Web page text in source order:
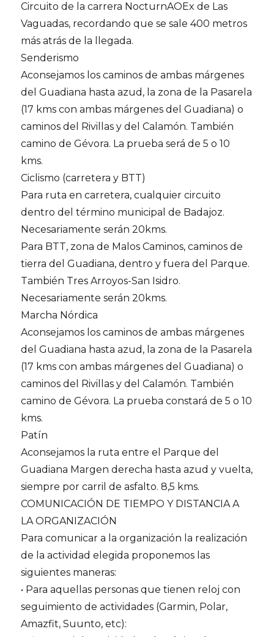
Circuito de la carrera NocturnAOEx de Las
Vaguadas, recordando que se sale 400 metros
más atrás de la llegada.
Senderismo
Aconsejamos los caminos de ambas márgenes
del Guadiana hasta azud, la zona de la Pasarela
(17 kms con ambas márgenes del Guadiana) o
caminos del Rivillas y del Calamón. También
camino de Gévora. La prueba será de 5 o 10
kms.
Ciclismo (carretera y BTT)
Para ruta en carretera, cualquier circuito
dentro del término municipal de Badajoz.
Necesariamente serán 20kms.
Para BTT, zona de Malos Caminos, caminos de
tierra del Guadiana, dentro y fuera del Parque.
También Tres Arroyos-San Isidro.
Necesariamente serán 20kms.
Marcha Nórdica
Aconsejamos los caminos de ambas márgenes
del Guadiana hasta azud, la zona de la Pasarela
(17 kms con ambas márgenes del Guadiana) o
caminos del Rivillas y del Calamón. También
camino de Gévora. La prueba constará de 5 o 10
kms.
Patín
Aconsejamos la ruta entre el Parque del
Guadiana Margen derecha hasta azud y vuelta,
siempre por carril de asfalto. 8,5 kms.
COMUNICACIÓN DE TIEMPO Y DISTANCIA A
LA ORGANIZACIÓN
Para comunicar a la organización la realización
de la actividad elegida proponemos las
siguientes maneras:
• Para aquellas personas que tienen reloj con
seguimiento de actividades (Garmin, Polar,
Amazfit, Suunto, etc):